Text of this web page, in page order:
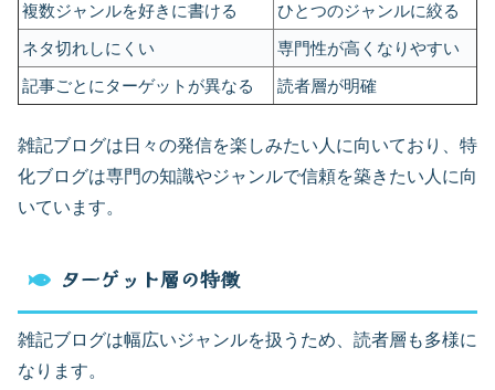
複数ジャンルを好きに書ける
ひとつのジャンルに絞る
ネタ切れしにくい
専門性が高くなりやすい
記事ごとにターゲットが異なる
読者層が明確
雑記ブログは日々の発信を楽しみたい人に向いており、特
化ブログは専門の知識やジャンルで信頼を築きたい人に向
いています。
ターゲット層の特徴
雑記ブログは幅広いジャンルを扱うため、読者層も多様に
なります。